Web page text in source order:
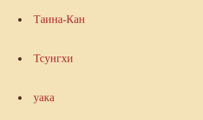
Таина-Кан
Тсунгхи
уака